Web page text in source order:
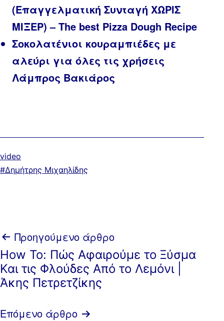
(Επαγγελματική Συνταγή ΧΩΡΙΣ
ΜΙΞΕΡ) – The best Pizza Dough Recipe
Σοκολατένιοι κουραμπιέδες με
αλεύρι για όλες τις χρήσεις
Λάμπρος Βακιάρος
Κατηγοριοποιημένα
ως
video
ΜεΔημήτρης Μιχαηλίδης
Πλοήγηση
άρθρων
Προηγούμενο άρθρο
How To: Πώς Αφαιρούμε το Ξύσμα
Και τις Φλούδες Από το Λεμόνι |
Άκης Πετρετζίκης
Επόμενο άρθρο